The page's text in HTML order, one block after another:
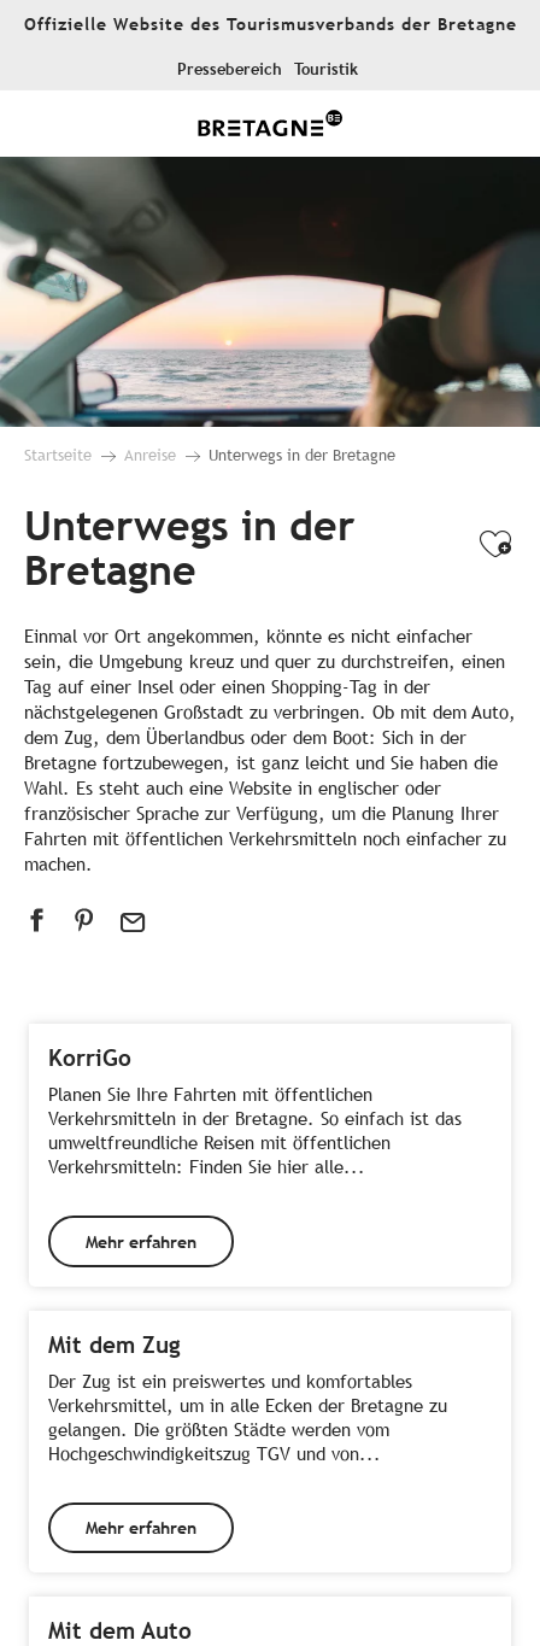
AllerOffizielle Website des Tourismusverbands der Bretagne
Pressebereich Touristik
Startseite Anreise Unterwegs in der Bretagne
Unterwegs in der
Bretagne
Einmal vor Ort angekommen, könnte es nicht einfacher
sein, die Umgebung kreuz und quer zu durchstreifen, einen
Tag auf einer Insel oder einen Shopping-Tag in der
nächstgelegenen Großstadt zu verbringen. Ob mit dem Auto,
dem Zug, dem Überlandbus oder dem Boot: Sich in der
Bretagne fortzubewegen, ist ganz leicht und Sie haben die
Wahl. Es steht auch eine Website in englischer oder
französischer Sprache zur Verfügung, um die Planung Ihrer
Fahrten mit öffentlichen Verkehrsmitteln noch einfacher zu
machen.
KorriGo
Planen Sie Ihre Fahrten mit öffentlichen
Verkehrsmitteln in der Bretagne. So einfach ist das
umweltfreundliche Reisen mit öffentlichen
Verkehrsmitteln: Finden Sie hier alle...
Mehr erfahren
Mit dem Zug
Der Zug ist ein preiswertes und komfortables
Verkehrsmittel, um in alle Ecken der Bretagne zu
gelangen. Die größten Städte werden vom
Hochgeschwindigkeitszug TGV und von...
Mehr erfahren
Mit dem Auto